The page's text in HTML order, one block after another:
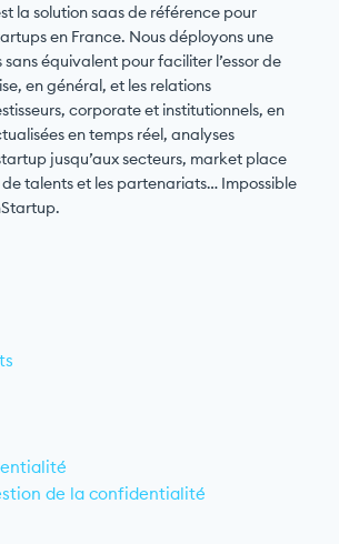
la solution saas de référence pour
en France. Nous déployons une
équivalent pour faciliter l’essor de
en général, et les relations
corporate et institutionnels, en
en temps réel, analyses
jusqu’aux secteurs, market place
talents et les partenariats… Impossible
de la confidentialité